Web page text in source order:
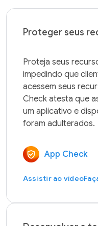
Proteger seus
Proteja seus
impedindo que
acessem seus
Check atesta que
um aplicativo e
App Check
Assistir ao vídeo